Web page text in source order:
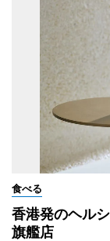
食べる
香港発のヘル
旗艦店